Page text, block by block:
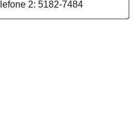
2: 5182-7484